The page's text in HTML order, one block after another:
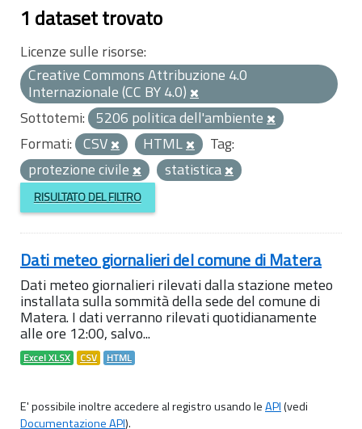
1 dataset trovato
Licenze sulle risorse:
Creative Commons Attribuzione 4.0
Internazionale (CC BY 4.0)
Sottotemi: 5206 politica dell'ambiente
Formati: CSV HTML
Tag:
protezione civile
statistica
RISULTATO DEL FILTRO
Dati meteo giornalieri del comune di Matera
Dati meteo giornalieri rilevati dalla stazione meteo
installata sulla sommità della sede del comune di
Matera. I dati verranno rilevati quotidianamente
alle ore 12:00, salvo...
Excel XLSX CSV HTML
E' possibile inoltre accedere al registro usando leAPI(vedi
Documentazione API).